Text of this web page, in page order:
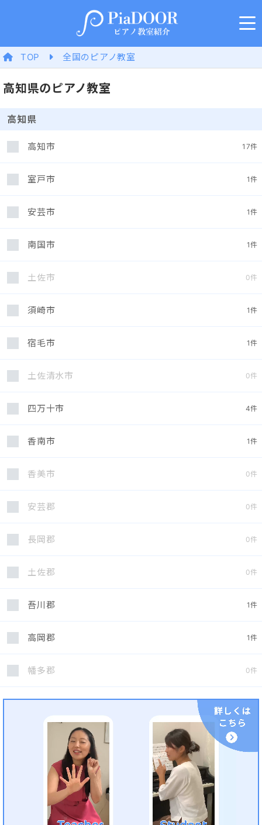
TOP 全国のピアノ教室
高知県のピアノ教室
高知県
高知市 17件
室戸市 1件
安芸市 1件
南国市 1件
土佐市 0件
須崎市 1件
宿毛市 1件
土佐清水市 0件
四万十市 4件
香南市 1件
香美市 0件
安芸郡 0件
長岡郡 0件
土佐郡 0件
吾川郡 1件
高岡郡 1件
幡多郡 0件